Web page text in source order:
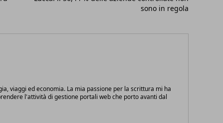
sono in regola
viaggi ed economia. La mia passione per la scrittura mi ha
l'attività di gestione portali web che porto avanti dal